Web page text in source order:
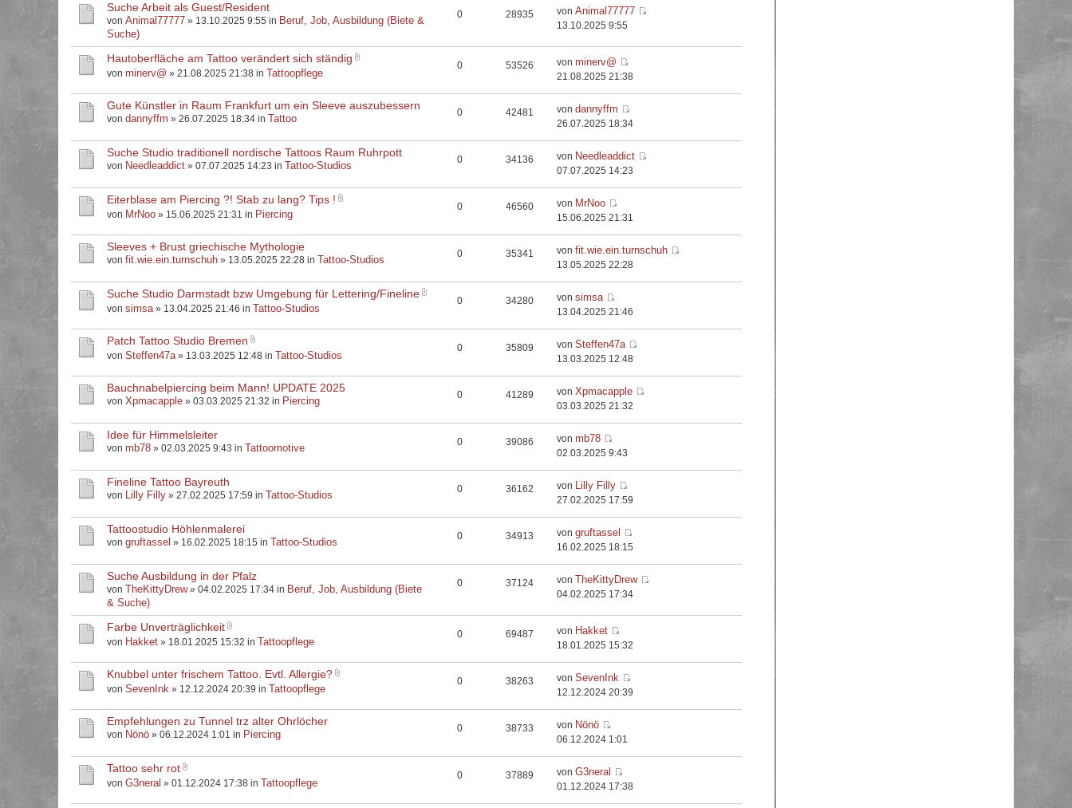
Suche Arbeit als Guest/Resident
von Animal77777 » 13.10.2025 9:55 in Beruf, Job, Ausbildung (Biete &
Suche)
0 28935 vonAnimal77777
13.10.2025 9:55
Hautoberfläche am Tattoo verändert sich ständig
von minerv@ » 21.08.2025 21:38 in Tattoopflege
0 53526 vonminerv@
21.08.2025 21:38
Gute Künstler in Raum Frankfurt um ein Sleeve auszubessern
von dannyffm » 26.07.2025 18:34 in Tattoo 0 42481 vondannyffm
26.07.2025 18:34
Suche Studio traditionell nordische Tattoos Raum Ruhrpott
von Needleaddict » 07.07.2025 14:23 in Tattoo-Studios 0 34136 von Needleaddict
07.07.2025 14:23
Eiterblase am Piercing ?! Stab zu lang? Tips !
von MrNoo » 15.06.2025 21:31 in Piercing
0 46560 von MrNoo
15.06.2025 21:31
Sleeves + Brust griechische Mythologie
von fit.wie.ein.turnschuh » 13.05.2025 22:28 in Tattoo-Studios 0 35341 vonfit.wie.ein.turnschuh
13.05.2025 22:28
Suche Studio Darmstadt bzw Umgebung für Lettering/Fineline
von simsa» 13.04.2025 21:46 in Tattoo-Studios
0 34280 vonsimsa
13.04.2025 21:46
Patch Tattoo Studio Bremen
von Steffen47a» 13.03.2025 12:48 in Tattoo-Studios
0 35809 vonSteffen47a
13.03.2025 12:48
Bauchnabelpiercing beim Mann! UPDATE 2025
von Xpmacapple » 03.03.2025 21:32 in Piercing 0 41289 vonXpmacapple
03.03.2025 21:32
Idee für Himmelsleiter
von mb78 » 02.03.2025 9:43 in Tattoomotive 0 39086 vonmb78
02.03.2025 9:43
Fineline Tattoo Bayreuth
von Lilly Filly » 27.02.2025 17:59 in Tattoo-Studios 0 36162 von Lilly Filly
27.02.2025 17:59
Tattoostudio Höhlenmalerei
von gruftassel » 16.02.2025 18:15 in Tattoo-Studios 0 34913 vongruftassel
16.02.2025 18:15
Suche Ausbildung in der Pfalz
von TheKittyDrew» 04.02.2025 17:34 in Beruf, Job, Ausbildung (Biete
& Suche)
0 37124 von TheKittyDrew
04.02.2025 17:34
Farbe Unverträglichkeit
von Hakket » 18.01.2025 15:32 in Tattoopflege
0 69487 von Hakket
18.01.2025 15:32
Knubbel unter frischem Tattoo. Evtl. Allergie?
von SevenInk » 12.12.2024 20:39 in Tattoopflege
0 38263 vonSevenInk
12.12.2024 20:39
Empfehlungen zu Tunnel trz alter Ohrlöcher
von Nönö » 06.12.2024 1:01 in Piercing 0 38733 von Nönö
06.12.2024 1:01
Tattoo sehr rot
von G3neral » 01.12.2024 17:38 in Tattoopflege
0 37889 vonG3neral
01.12.2024 17:38